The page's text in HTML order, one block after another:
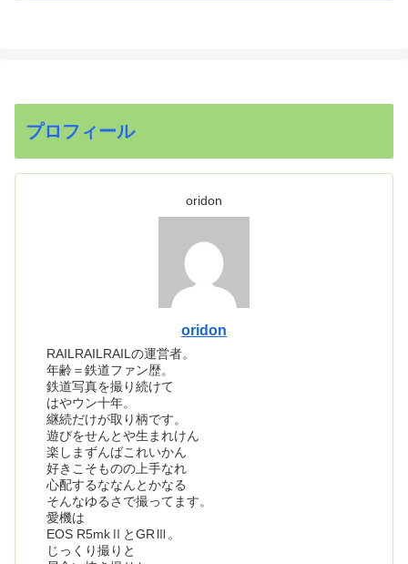
プロフィール
oridon
oridon
RAILRAILRAILの運営者。
年齢＝鉄道ファン歴。
鉄道写真を撮り続けて
はやウン十年。
継続だけが取り柄です。
遊びをせんとや生まれけん
楽しまずんばこれいかん
好きこそものの上手なれ
心配するななんとかなる
そんなゆるさで撮ってます。
愛機は
EOS R5mkⅡとGRⅢ。
じっくり撮りと